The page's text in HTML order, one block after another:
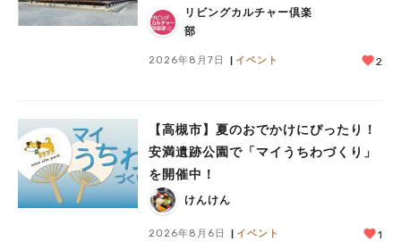
リビングカルチャー倶楽
部
2026年8月7日 イベント 2
【高槻市】夏のおでかけにぴったり！
安満遺跡公園で「マイうちわづくり」
を開催中！
けんけん
2026年8月6日 イベント 1